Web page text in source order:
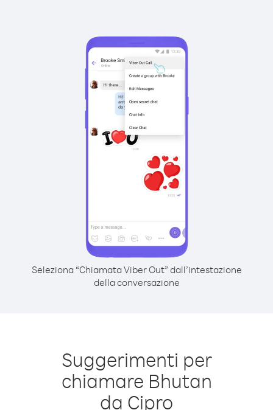
Seleziona “Chiamata Viber Out” dall’intestazione
della conversazione
Suggerimenti per
chiamare Bhutan
da Cipro